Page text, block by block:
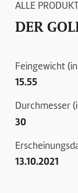
ALLE
DER
Feingewicht
15.55
Durchmesser
30
13.10.2021